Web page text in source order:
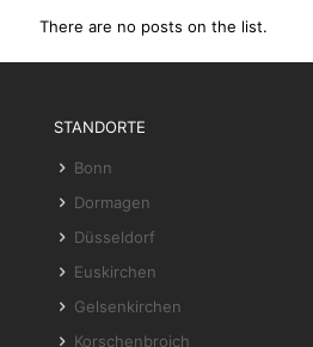
There are no posts on the list.
STANDORTE
Bonn
Dormagen
Düsseldorf
Euskirchen
Gelsenkirchen
Korschenbroich